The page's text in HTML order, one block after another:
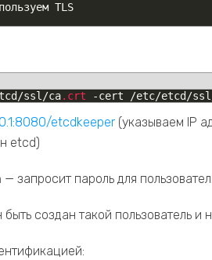
TLS
/ssl /ca.crt -cert /etc/etcd /ssl
etcdkeeper (указываем IP
etcd)
— запросит пароль для
создан такой пользователь и